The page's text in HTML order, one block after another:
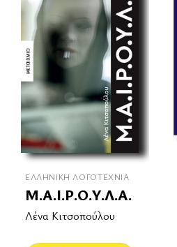
ΕΛΛΗΝΙΚΉ ΛΟΓΟΤΕΧΝΊΑ
Μ.Α.Ι.Ρ.Ο.Υ.Λ.Α.
Λένα Κιτσοπούλου